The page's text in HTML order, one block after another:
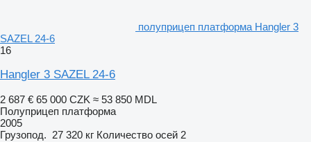
полуприцеп платформа Hangler 3
SAZEL 24-6
16
Hangler 3 SAZEL 24-6
2 687 € 65 000 CZK ≈ 53 850 MDL
Полуприцеп платформа
2005
Грузопод. 27 320 кг Количество осей 2